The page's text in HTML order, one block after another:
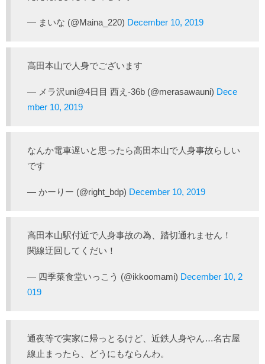
— まいな (@Maina_220) December 10, 2019
高田本山で人身でございます
— メラ沢uni@4日目 西え-36b (@merasawauni) Dece
mber 10, 2019
なんか電車遅いと思ったら高田本山で人身事故らしい
です
— かーりー (@right_bdp) December 10, 2019
高田本山駅付近で人身事故の為、踏切通れません！
関線迂回してくだい！
— 四季菜食堂いっこう (@ikkoomami) December 10, 2
019
通夜等で実家に帰っとるけど、近鉄人身やん…名古屋
線止まったら、どうにもならんわ。